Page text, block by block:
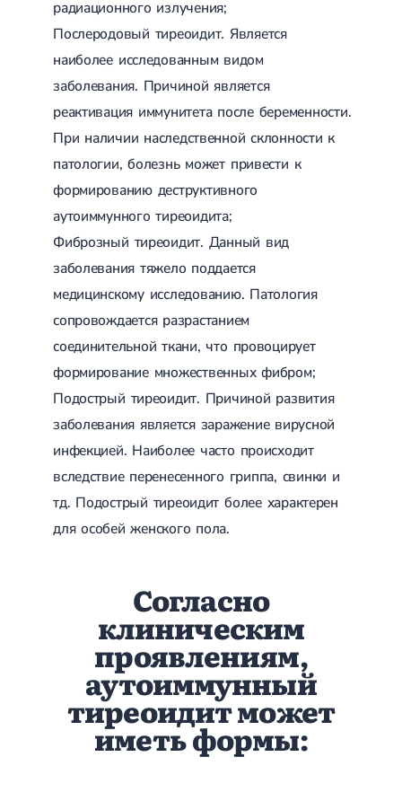
Аритмия
Синусовая аритмия
Мерцательная аритмия
Стенокардия
Вазоспастическая стенокардия
Кардиология климактерического периода
Кардиология при ведении беременности
Гипертония
Симптоматическая артериальная гипертензия
Желчнокаменная болезнь (ЖКБ)
Лечение желчнокаменной болезни
Камни в желчном пузыре
Панкреатит
Реактивный панкреатит
Острый панкреатит
Хронический панкреатит
Холецистит
Острый холецистит
Бескаменный холецистит
Бронхит
Бронхит у детей
Хронический бронхит
Острый бронхит
Бронхит у взрослых
Аденовирусная инфекция
Ротавирусная инфекция
Терапевтическая помощь при беременности
Ортопедия и травматология
Асептический некроз головки бедренной кости
Асептический некроз таранной кости
Блокировка сустава
радиационного излучения;
Послеродовый тиреоидит. Является
наиболее исследованным видом
заболевания. Причиной является
реактивация иммунитета после беременности.
При наличии наследственной склонности к
патологии, болезнь может привести к
формированию деструктивного
аутоиммунного тиреоидита;
Фиброзный тиреоидит. Данный вид
заболевания тяжело поддается
медицинскому исследованию. Патология
сопровождается разрастанием
соединительной ткани, что провоцирует
формирование множественных фибром;
Подострый тиреоидит. Причиной развития
заболевания является заражение вирусной
инфекцией. Наиболее часто происходит
вследствие перенесенного гриппа, свинки и
тд. Подострый тиреоидит более характерен
для особей женского пола.
Согласно
клиническим
проявлениям,
аутоиммунный
тиреоидит может
иметь формы: